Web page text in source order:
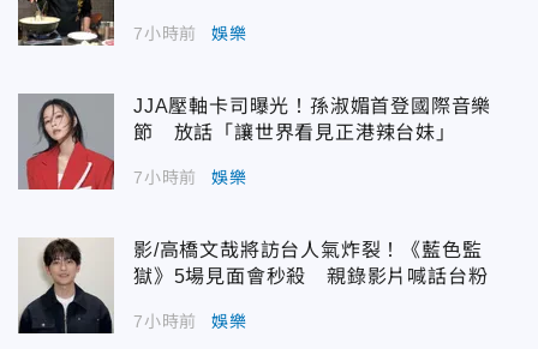
7小時前 娛樂
JJA壓軸卡司曝光！孫淑媚首登國際音樂
節 放話「讓世界看見正港辣台妹」
7小時前 娛樂
影/高橋文哉將訪台人氣炸裂！《藍色監
獄》5場見面會秒殺 親錄影片喊話台粉
7小時前 娛樂